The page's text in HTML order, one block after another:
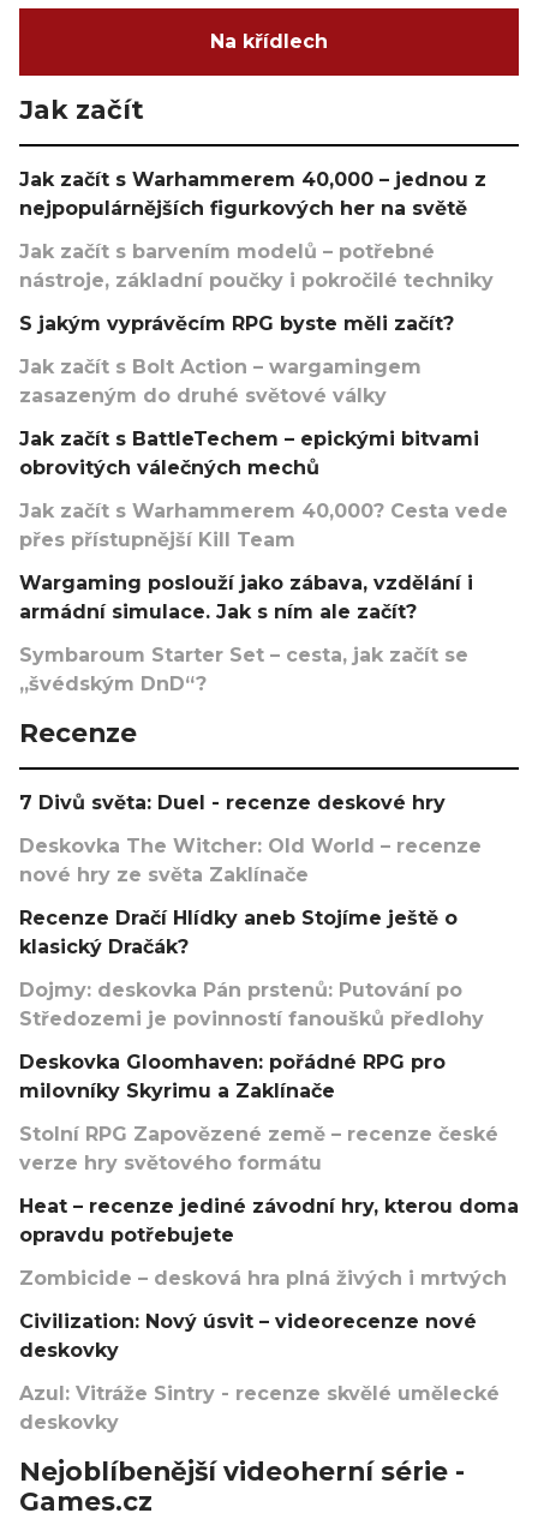
Na křídlech
Jak začít
Jak začít s Warhammerem 40,000 – jednou z
nejpopulárnějších figurkových her na světě
Jak začít s barvením modelů – potřebné
nástroje, základní poučky i pokročilé techniky
S jakým vyprávěcím RPG byste měli začít?
Jak začít s Bolt Action – wargamingem
zasazeným do druhé světové války
Jak začít s BattleTechem – epickými bitvami
obrovitých válečných mechů
Jak začít s Warhammerem 40,000? Cesta vede
přes přístupnější Kill Team
Wargaming poslouží jako zábava, vzdělání i
armádní simulace. Jak s ním ale začít?
Symbaroum Starter Set – cesta, jak začít se
„švédským DnD“?
Recenze
7 Divů světa: Duel - recenze deskové hry
Deskovka The Witcher: Old World – recenze
nové hry ze světa Zaklínače
Recenze Dračí Hlídky aneb Stojíme ještě o
klasický Dračák?
Dojmy: deskovka Pán prstenů: Putování po
Středozemi je povinností fanoušků předlohy
Deskovka Gloomhaven: pořádné RPG pro
milovníky Skyrimu a Zaklínače
Stolní RPG Zapovězené země – recenze české
verze hry světového formátu
Heat – recenze jediné závodní hry, kterou doma
opravdu potřebujete
Zombicide – desková hra plná živých i mrtvých
Civilization: Nový úsvit – videorecenze nové
deskovky
Azul: Vitráže Sintry - recenze skvělé umělecké
deskovky
Nejoblíbenější videoherní série -
Games.cz